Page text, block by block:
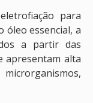
para
óleo essencial, a
a partir das
apresentam alta